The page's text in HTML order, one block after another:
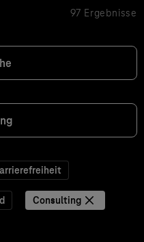
97 Ergebnisse
Consulting